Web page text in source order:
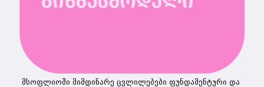
მსოფლიოში მიმდინარე ცვლილებები ფუნდამენტური და